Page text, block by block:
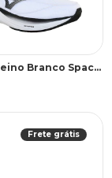
Tênis de Treino Branco Space 5 | Mizuno
Frete grátis